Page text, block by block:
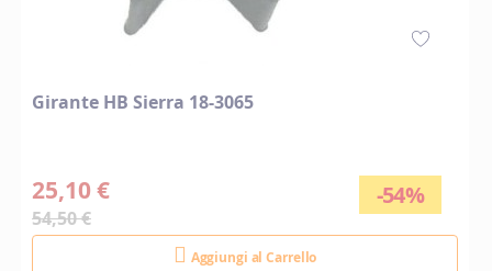
Girante HB Sierra 18-3065
-54%
25,10 €
54,50 €
Aggiungi al Carrello